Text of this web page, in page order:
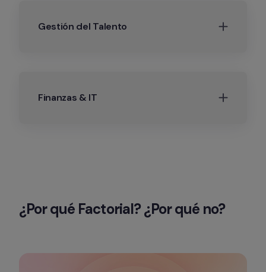
Gestión del Talento
Finanzas & IT
¿Por qué Factorial? ¿Por qué no?